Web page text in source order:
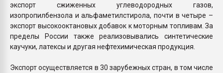
экспорт сжиженных углеводородных газов,
изопропилбензола и альфаметилстирола, почти в четыре –
экспорт высокооктановых добавок к моторным топливам. За
пределы России также реализовывались синтетические
каучуки, латексы и другая нефтехимическая продукция.
Экспорт осуществляется в 30 зарубежных стран, в том числе